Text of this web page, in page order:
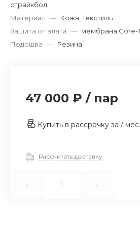
страйкбол
Материал — Кожа, Текстиль
Защита от влаги — мембрана Gore-
Подошва — Резина
47 000 ₽ / пар
Купить в рассрочку за / мес.
Рассчитать доставку
- +